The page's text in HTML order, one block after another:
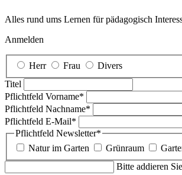
Alles rund ums Lernen für pädagogisch
Anmelden
Herr Frau
Divers
Titel
Pflichtfeld Vorname*
Pflichtfeld Nachname*
Pflichtfeld E-Mail*
Pflichtfeld Newsletter*
Natur im Garten
Grünraum
Bitte addieren